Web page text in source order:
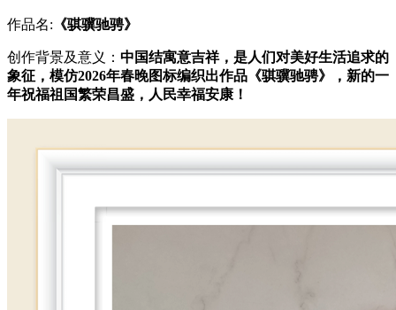
作品名: 《骐骥驰骋》
创作背景及意义： 中国结寓意吉祥，是人们对美好生活追求的
象征，模仿2026年春晚图标编织出作品《骐骥驰骋》，新的一
年祝福祖国繁荣昌盛，人民幸福安康！